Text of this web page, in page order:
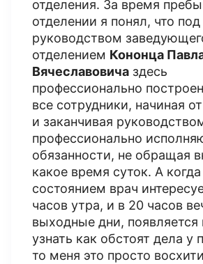
отделения. За время
отделении я понял, что под
руководством
отделением Кононца
Вячеславовича здесь
профессионально
все сотрудники, начиная
и заканчивая
профессионально
обязанности, не обращая
какое время суток. А
состоянием врач
часов утра, и в 20 часов
выходные дни, появляется
узнать как обстоят дела у
то меня это просто